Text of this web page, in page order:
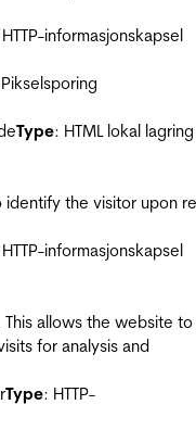
informasjonskapsel
Type: HTML lokal lagring
identify the visitor upon
informasjonskapsel
allows the website to
for analysis and
Type: HTTP-